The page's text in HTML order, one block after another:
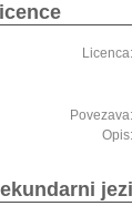
Licenca:
Povezava:
Opis: